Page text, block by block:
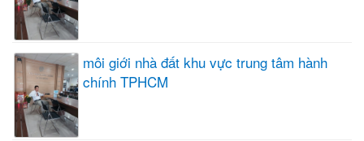
môi giới nhà đất khu vực trung tâm hành
chính TPHCM